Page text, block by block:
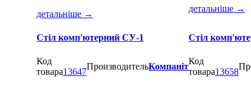
детальніше →
детальніше →
Стіл комп'ютерний СУ-1
Код
товара13647
ПроизводительКомпаніт
Стіл
Код
товара13658